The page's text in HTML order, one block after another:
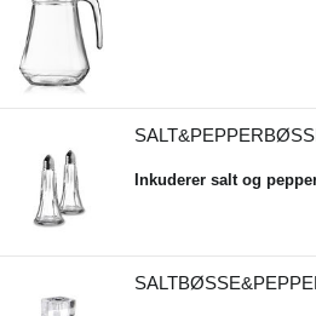
Inkuderer salt og